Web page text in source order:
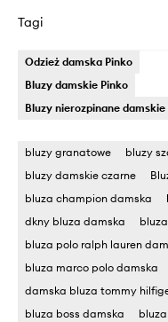
Tagi
Odzież damska Pinko
Bluzy damskie Pinko
Bluzy nierozpinane damskie
bluzy granatowe bluzy
bluzy damskie czarne
bluza champion damska
dkny bluza damska
bluza polo ralph lauren
bluza marco polo damska
damska bluza tommy
bluza boss damska